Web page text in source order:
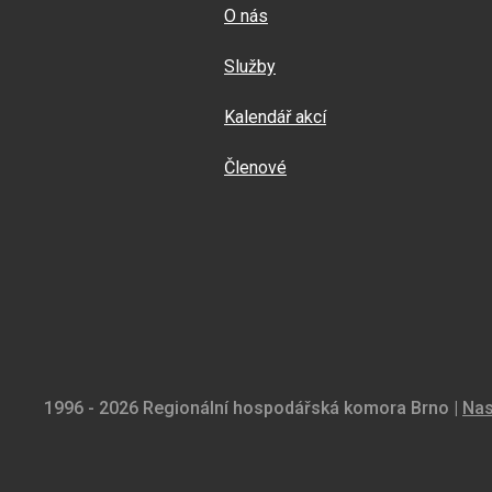
O nás
Služby
Kalendář akcí
Členové
1996 - 2026 Regionální hospodářská komora Brno |